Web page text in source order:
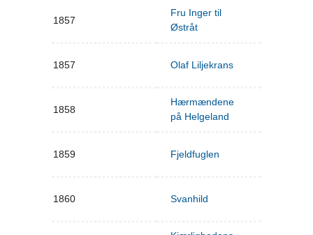
1857
Fru Inger til
Østråt
1857 Olaf Liljekrans
1858
Hærmændene
på Helgeland
1859 Fjeldfuglen
1860 Svanhild